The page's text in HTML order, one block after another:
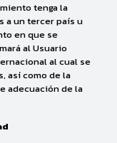
tenga la
a un tercer país u
en que se
al Usuario
al cual se
así como de la
adecuación de la